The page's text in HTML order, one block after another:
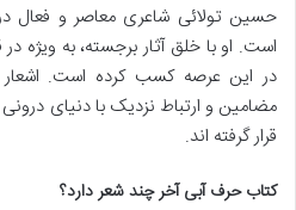
حسین تولائی شاعری معاصر و فعال
است. او با خلق آثار برجسته، به ویژه
در این عرصه کسب کرده است. اشعار
مضامین و ارتباط نزدیک با دنیای
قرار گرفته اند.
کتاب حرف آبی آخر چند شعر دارد؟